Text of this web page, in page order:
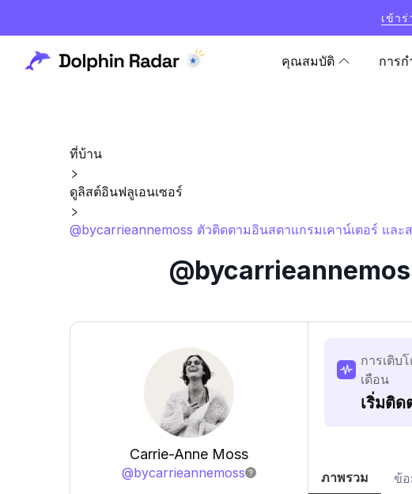
เข้า
คุณสมบัติ การ
ที่บ้าน
ดูลิสต์อินฟลูเอนเซอร์
@bycarrieannemoss ตัวติดตามอินสตาแกรมเคาน์เตอร์ และ
Carrie-Anne Moss
@bycarrieannemoss
การเติบ
เดือน
เริ่มติด
ภาพรวม ข้อ